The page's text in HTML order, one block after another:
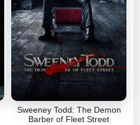
Sweeney Todd: The Demon
Barber of Fleet Street